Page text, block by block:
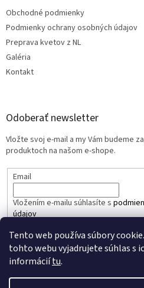
Tento web používa súbory
tohto webu vyjadrujete súhlas s
informáciítu.
Obchodné podmienky
Podmienky ochrany osobných údajov
Preprava kvetov z NL
Galéria
Kontakt
Odoberať newsletter
Vložte svoj e-mail a my Vám budeme
produktoch na našom e-shope.
Email
Vložením e-mailu súhlasíte s
údajov
PRIHLÁSIŤ SA